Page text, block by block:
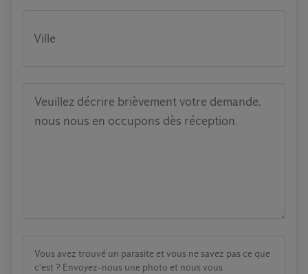
Ville
Veuillez décrire brièvement votre demande,
nous nous en occupons dès réception.
Vous avez trouvé un parasite et vous ne savez pas ce que
c'est ? Envoyez-nous une photo et nous vous